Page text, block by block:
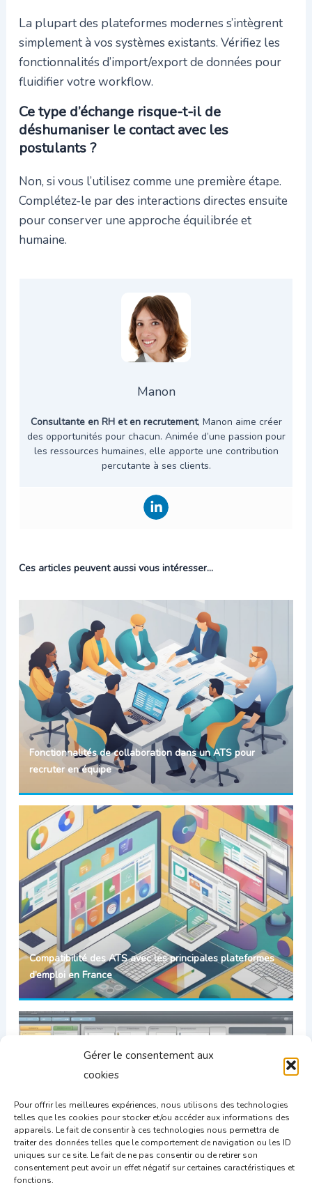
Gérer le consentement aux
cookies
Pour offrir les meilleures expériences, nous utilisons des technologies
telles que les cookies pour stocker et/ou accéder aux informations des
appareils. Le fait de consentir à ces technologies nous permettra de
traiter des données telles que le comportement de navigation ou les ID
uniques sur ce site. Le fait de ne pas consentir ou de retirer son
consentement peut avoir un effet négatif sur certaines caractéristiques et
fonctions.
La plupart des plateformes modernes s’intègrent
simplement à vos systèmes existants. Vérifiez les
fonctionnalités d’import/export de données pour
fluidifier votre workflow.
Ce type d’échange risque-t-il de
déshumaniser le contact avec les
postulants ?
Non, si vous l’utilisez comme une première étape.
Complétez-le par des interactions directes ensuite
pour conserver une approche équilibrée et
humaine.
Manon
Consultante en RH et en recrutement, Manon aime créer
des opportunités pour chacun. Animée d’une passion pour
les ressources humaines, elle apporte une contribution
percutante à ses clients.
Ces articles peuvent aussi vous intéresser...
Fonctionnalités de collaboration dans un ATS pour
recruter en équipe
Compatibilité des ATS avec les principales plateformes
d’emploi en France
Personnaliser les formulaires de candidature dans un
ATS : maximiser son efficacité